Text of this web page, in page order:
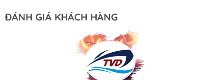
ĐÁNH GIÁ KHÁCH HÀNG